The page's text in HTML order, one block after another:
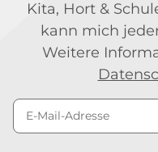
Kita, Hort &
kann mich
Weitere